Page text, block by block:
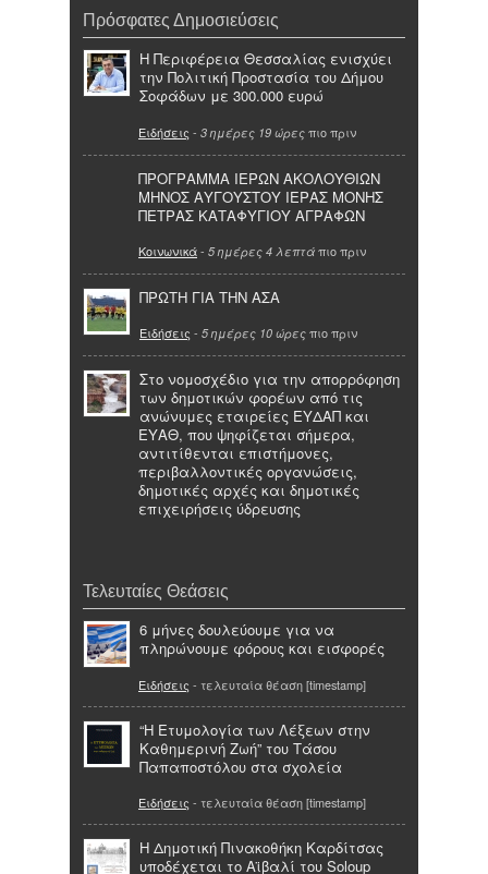
Πρόσφατες Δημοσιεύσεις
Η Περιφέρεια Θεσσαλίας ενισχύει
την Πολιτική Προστασία του Δήμου
Σοφάδων με 300.000 ευρώ
Ειδήσεις - 3 ημέρες 19 ώρες πιο πριν
ΠΡΟΓΡΑΜΜΑ ΙΕΡΩΝ ΑΚΟΛΟΥΘΙΩΝ
ΜΗΝΟΣ ΑΥΓΟΥΣΤΟΥ ΙΕΡΑΣ ΜΟΝΗΣ
ΠΕΤΡΑΣ ΚΑΤΑΦΥΓΙΟΥ ΑΓΡΑΦΩΝ
Κοινωνικά- 5 ημέρες 4 λεπτά πιο πριν
ΠΡΩΤΗ ΓΙΑ ΤΗΝ ΑΣΑ
Ειδήσεις - 5 ημέρες 10 ώρες πιο πριν
Στο νομοσχέδιο για την απορρόφηση
των δημοτικών φορέων από τις
ανώνυμες εταιρείες ΕΥΔΑΠ και
ΕΥΑΘ, που ψηφίζεται σήμερα,
αντιτίθενται επιστήμονες,
περιβαλλοντικές οργανώσεις,
δημοτικές αρχές και δημοτικές
επιχειρήσεις ύδρευσης
Τελευταίες Θεάσεις
6 μήνες δουλεύουμε για να
πληρώνουμε φόρους και εισφορές
Ειδήσεις - τελευταία θέαση [timestamp]
“H Ετυμολογία των Λέξεων στην
Καθημερινή Ζωή” του Τάσου
Παπαποστόλου στα σχολεία
Ειδήσεις - τελευταία θέαση [timestamp]
Η Δημοτική Πινακοθήκη Καρδίτσας
υποδέχεται το Αϊβαλί του Soloup